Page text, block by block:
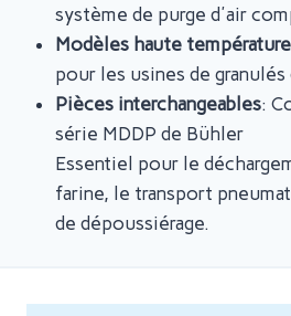
système de purge d'air
Modèles haute température
pour les usines de granulés
Pièces interchangeables:
série MDDP de Bühler
Essentiel pour le
farine, le transport
de dépoussiérage.